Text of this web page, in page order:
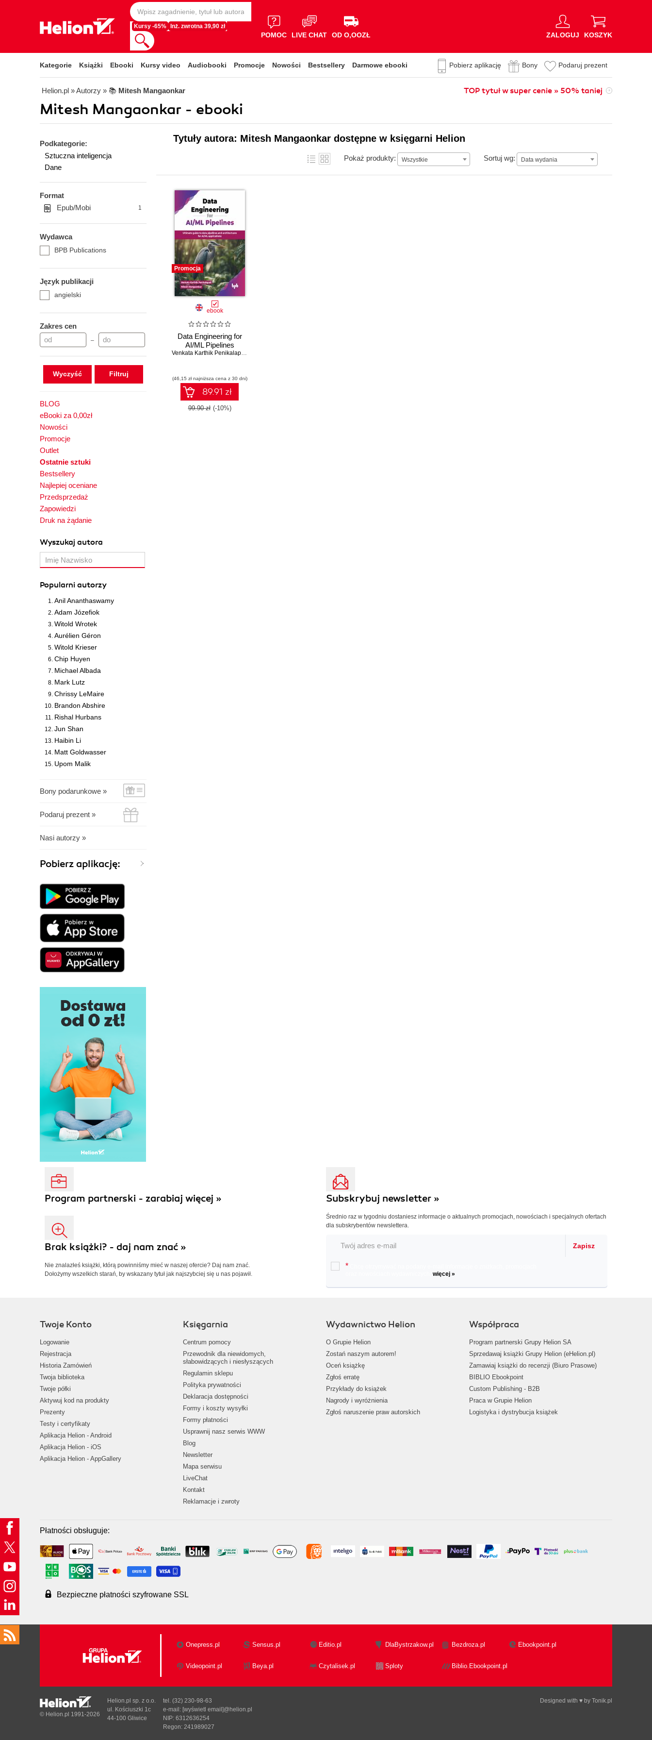
Kursy -65% Inż. zwrotna 39,90 zł
POMOC LIVE CHAT OD O,OOZŁ ZALOGUJ KOSZYK
Kategorie Książki Ebooki Kursy video Audiobooki Promocje Nowości Bestsellery Darmowe ebooki Pobierz aplikację Bony Podaruj prezent
Helion.pl » Autorzy » 📚 Mitesh Mangaonkar TOP tytuł w super cenie » 50% taniej
Mitesh Mangaonkar - ebooki
Podkategorie:
Sztuczna inteligencja
Dane
Format
Epub/Mobi
1
Wydawca
BPB Publications
Język publikacji
angielski
Zakres cen
–
Wyczyść
BLOG
eBooki za 0,00zł
Nowości
Promocje
Outlet
Ostatnie sztuki
Bestsellery
Najlepiej oceniane
Przedsprzedaż
Zapowiedzi
Druk na żądanie
Wyszukaj autora
Popularni autorzy
Anil Ananthaswamy
Adam Józefiok
Witold Wrotek
Aurélien Géron
Witold Krieser
Chip Huyen
Michael Albada
Mark Lutz
Chrissy LeMaire
Brandon Abshire
Rishal Hurbans
Jun Shan
Haibin Li
Matt Goldwasser
Upom Malik
Bony podarunkowe »
Podaruj prezent »
Nasi autorzy »
Pobierz aplikację:
Tytuły autora: Mitesh Mangaonkar dostępne w księgarni Helion
Pokaż produkty: Wszystkie Sortuj wg: Data wydania
Data wydania
Promocja
ebook
Data Engineering for
AI/ML Pipelines
Venkata Karthik Penikalapati
(46,15 zł najniższa cena z 30 dni)
89.91 zł
99.90 zł (-10%)
Program partnerski - zarabiaj więcej »
Brak książki? - daj nam znać »
Nie znalazłeś książki, którą powinniśmy mieć w naszej ofercie? Daj nam znać.
Dołożymy wszelkich starań, by wskazany tytuł jak najszybciej się u nas pojawił.
Subskrybuj newsletter »
Średnio raz w tygodniu dostaniesz informacje o aktualnych promocjach, nowościach i specjalnych ofertach
dla subskrybentów newslettera.
Zapisz
*
więcej »
Twoje Konto
Logowanie
Rejestracja
Historia Zamówień
Twoja biblioteka
Twoje półki
Aktywuj kod na produkty
Prezenty
Testy i certyfikaty
Aplikacja Helion - Android
Aplikacja Helion - iOS
Aplikacja Helion - AppGallery
Księgarnia
Centrum pomocy
Przewodnik dla niewidomych,
słabowidzących i niesłyszących
Regulamin sklepu
Polityka prywatności
Deklaracja dostępności
Formy i koszty wysyłki
Formy płatności
Usprawnij nasz serwis WWW
Blog
Newsletter
Mapa serwisu
LiveChat
Kontakt
Reklamacje i zwroty
Wydawnictwo Helion
O Grupie Helion
Zostań naszym autorem!
Oceń książkę
Zgłoś erratę
Przykłady do książek
Nagrody i wyróżnienia
Zgłoś naruszenie praw autorskich
Współpraca
Program partnerski Grupy Helion SA
Sprzedawaj książki Grupy Helion (eHelion.pl)
Zamawiaj książki do recenzji (Biuro Prasowe)
BIBLIO Ebookpoint
Custom Publishing - B2B
Praca w Grupie Helion
Logistyka i dystrybucja książek
Płatności obsługuje:
Bezpieczne płatności szyfrowane SSL
Onepress.pl Sensus.pl Editio.pl DlaBystrzakow.pl Bezdroza.pl Ebookpoint.pl
Videopoint.pl Beya.pl Czytalisek.pl Sploty Biblio.Ebookpoint.pl
Designed with ♥ by Tonik.pl
© Helion.pl 1991-2026
Helion.pl sp. z o.o.
ul. Kościuszki 1c
44-100 Gliwice
tel. (32) 230-98-63
e-mail: [wyświetl email]@helion.pl
NIP: 6312636254
Regon: 241989027